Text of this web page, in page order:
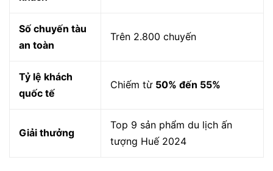
Số chuyến tàu
an toàn
Trên 2.800 chuyến
Tỷ lệ khách
quốc tế
Chiếm từ 50% đến 55%
Giải thưởng
Top 9 sản phẩm du lịch ấn
tượng Huế 2024